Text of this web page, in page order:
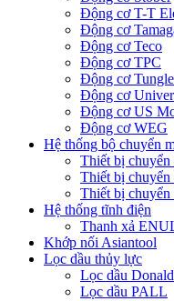
Động cơ T-T
Động cơ
Động cơ Teco
Động cơ TPC
Động cơ
Động cơ
Động cơ US
Động cơ WEG
Hệ thống bộ chuyển
Thiết bị chuyển
Thiết bị
Thiết bị chuyển
Hệ thống tĩnh điện
Thanh xả
Khớp nối Asiantool
Lọc dầu thủy lực
Lọc dầu
Lọc dầu PALL